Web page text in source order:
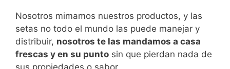
Nosotros mimamos nuestros productos, y las
setas no todo el mundo las puede manejar y
distribuir, nosotros te las mandamos a casa
frescas y en su punto sin que pierdan nada de
sus propiedades o sabor.